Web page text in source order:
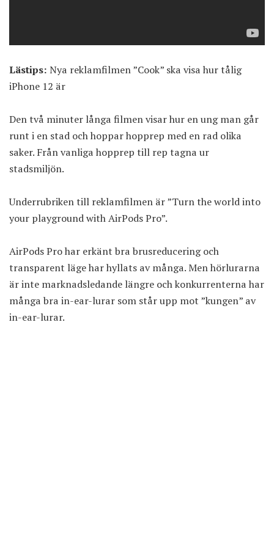
Lästips: Nya reklamfilmen ”Cook” ska visa hur tålig
iPhone 12 är
Den två minuter långa filmen visar hur en ung man går
runt i en stad och hoppar hopprep med en rad olika
saker. Från vanliga hopprep till rep tagna ur
stadsmiljön.
Underrubriken till reklamfilmen är ”Turn the world into
your playground with AirPods Pro”.
AirPods Pro har erkänt bra brusreducering och
transparent läge har hyllats av många. Men hörlurarna
är inte marknadsledande längre och konkurrenterna har
många bra in-ear-lurar som står upp mot ”kungen” av
in-ear-lurar.